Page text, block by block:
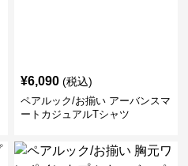
¥6,090 (税込)
ペアルック/お揃い アーバンスマ
ートカジュアルTシャツ